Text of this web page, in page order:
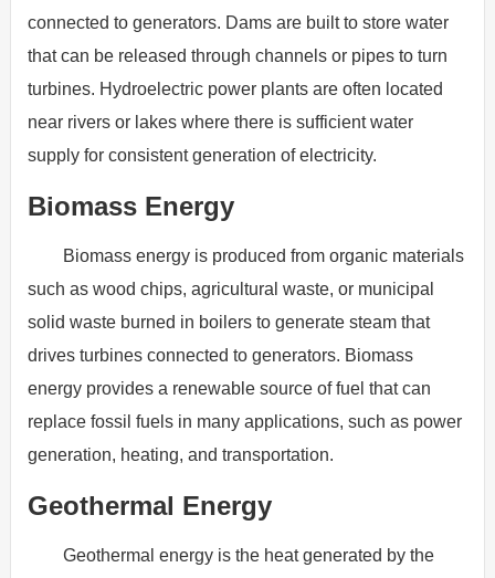
connected to generators. Dams are built to store water
that can be released through channels or pipes to turn
turbines. Hydroelectric power plants are often located
near rivers or lakes where there is sufficient water
supply for consistent generation of electricity.
Biomass Energy
Biomass energy is produced from organic materials
such as wood chips, agricultural waste, or municipal
solid waste burned in boilers to generate steam that
drives turbines connected to generators. Biomass
energy provides a renewable source of fuel that can
replace fossil fuels in many applications, such as power
generation, heating, and transportation.
Geothermal Energy
Geothermal energy is the heat generated by the